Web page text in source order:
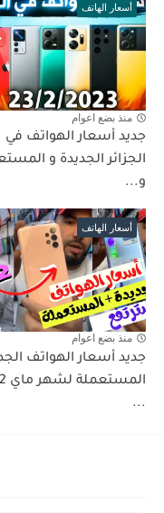
أسعار الهاتف
منذ بضع اعوام
جديد أسعار الهواتف في
الجزائر الجديدة و
و...
أسعار الهاتف
منذ بضع اعوام
جديد أسعار الهواتف
...